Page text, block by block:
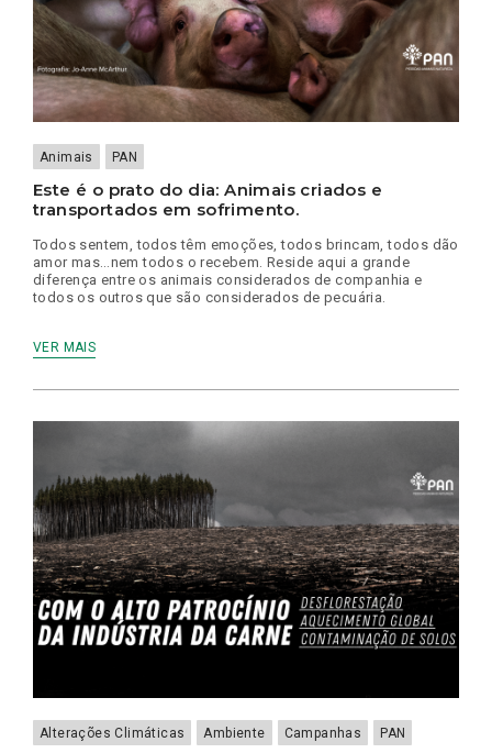
Animais PAN
Este é o prato do dia: Animais criados e
transportados em sofrimento.
Todos sentem, todos têm emoções, todos brincam, todos dão
amor mas…nem todos o recebem. Reside aqui a grande
diferença entre os animais considerados de companhia e
todos os outros que são considerados de pecuária.
VER MAIS
Alterações Climáticas Ambiente Campanhas PAN